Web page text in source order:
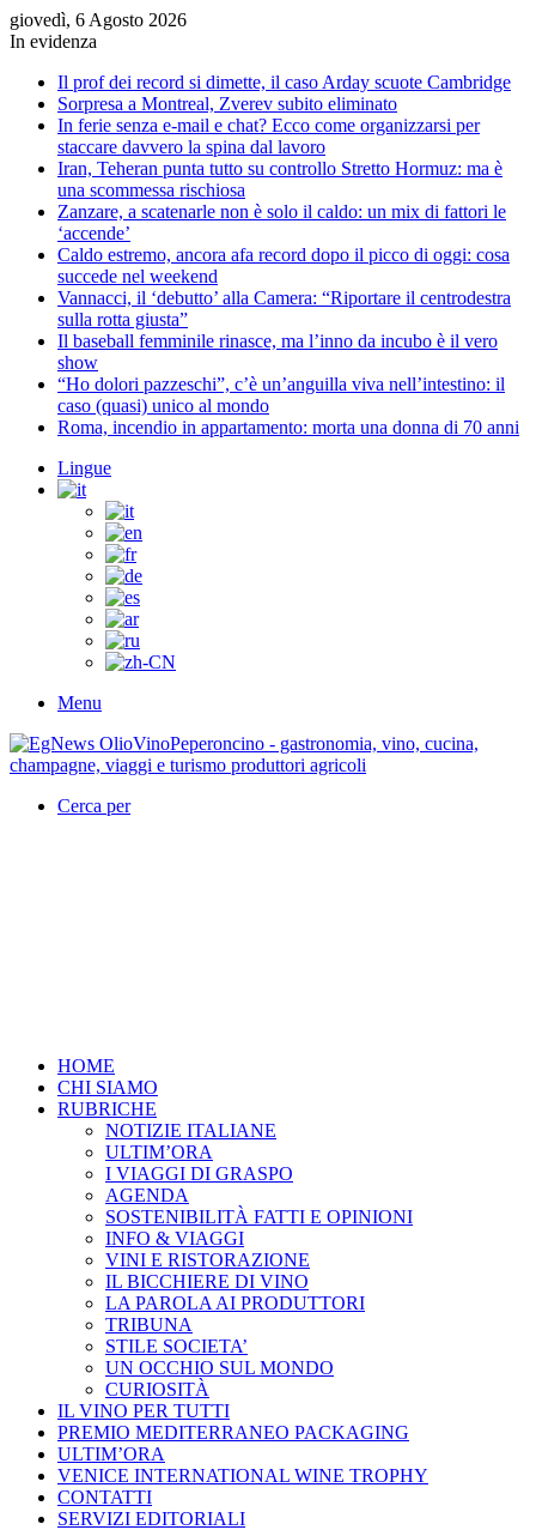
giovedì, 6 Agosto 2026
In evidenza
Il prof dei record si dimette, il caso Arday scuote Cambridge
Sorpresa a Montreal, Zverev subito eliminato
In ferie senza e-mail e chat? Ecco come organizzarsi per
staccare davvero la spina dal lavoro
Iran, Teheran punta tutto su controllo Stretto Hormuz: ma è
una scommessa rischiosa
Zanzare, a scatenarle non è solo il caldo: un mix di fattori le
‘accende’
Caldo estremo, ancora afa record dopo il picco di oggi: cosa
succede nel weekend
Vannacci, il ‘debutto’ alla Camera: “Riportare il centrodestra
sulla rotta giusta”
Il baseball femminile rinasce, ma l’inno da incubo è il vero
show
“Ho dolori pazzeschi”, c’è un’anguilla viva nell’intestino: il
caso (quasi) unico al mondo
Roma, incendio in appartamento: morta una donna di 70 anni
Lingue
Menu
Cerca per
HOME
CHI SIAMO
RUBRICHE
NOTIZIE ITALIANE
ULTIM’ORA
I VIAGGI DI GRASPO
AGENDA
SOSTENIBILITÀ FATTI E OPINIONI
INFO & VIAGGI
VINI E RISTORAZIONE
IL BICCHIERE DI VINO
LA PAROLA AI PRODUTTORI
TRIBUNA
STILE SOCIETA’
UN OCCHIO SUL MONDO
CURIOSITÀ
IL VINO PER TUTTI
PREMIO MEDITERRANEO PACKAGING
ULTIM’ORA
VENICE INTERNATIONAL WINE TROPHY
CONTATTI
SERVIZI EDITORIALI